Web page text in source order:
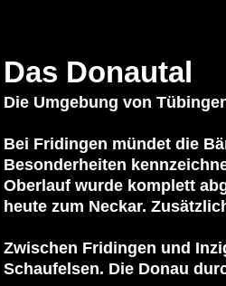
Das Donautal
Die Umgebung von
Bei Fridingen mündet die
Besonderheiten
Oberlauf wurde komplett
heute zum Neckar.
Zwischen Fridingen und
Schaufelsen. Die Donau